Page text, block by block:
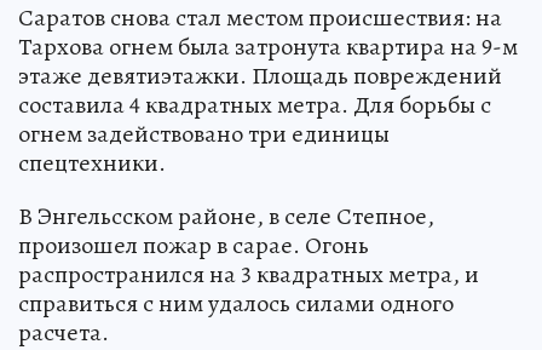
Саратов снова стал местом происшествия: на
Тархова огнем была затронута квартира на 9-м
этаже девятиэтажки. Площадь повреждений
составила 4 квадратных метра. Для борьбы с
огнем задействовано три единицы
спецтехники.
В Энгельсском районе, в селе Степное,
произошел пожар в сарае. Огонь
распространился на 3 квадратных метра, и
справиться с ним удалось силами одного
расчета.